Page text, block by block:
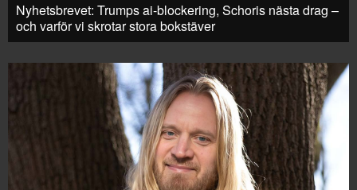
Nyhetsbrevet: Trumps ai-blockering, Schoris nästa drag –
och varför vi skrotar stora bokstäver